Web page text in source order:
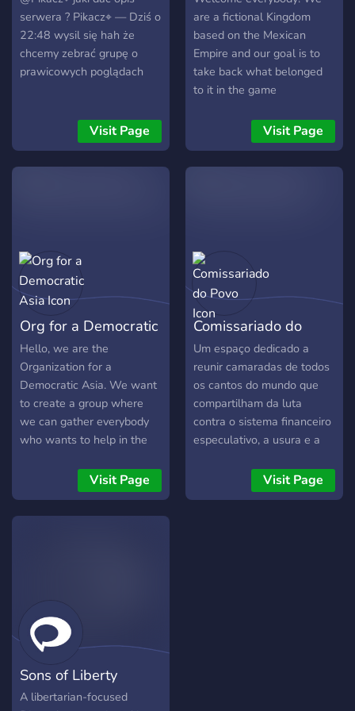
sejmu? To miejsce spełni
Wasze marzenia! 🗳️🤩 Co
Was czeka na "Sejmowej
Polityce"? 🎉 🤝 Tworzenie
klubów i kół politycznych:
myślących i załóżcie swoje
unikalne grupy polityczne,
miały wpływ na życie
wirtualnych obywateli.
Wasza kreatywność warta
jest złota! 🗳️ Głosowanie i
wybieranie rządu: Posłowie
będą mieli okazję wyrazić
swoje zdanie, a także brać
udział w wyborach, które
wyznaczą skład rzą
serwera ? Pikacz⌖ — Dziś o
22:48 wysil się hah że
chcemy zebrać grupę o
prawicowych poglądach
Visit Page
are a fictional Kingdom
based on the Mexican
Empire and our goal is to
take back what belonged
to it in the game
Visit Page
Org for a Democratic
Asia
Hello, we are the
Organization for a
Democratic Asia. We want
to create a group where
we can gather everybody
who wants to help in the
while also celebrating what
the continent has offered
to the world! :D
Visit Page
Comissariado do
Povo
Um espaço dedicado a
reunir camaradas de todos
os cantos do mundo que
compartilham da luta
contra o sistema financeiro
especulativo, a usura e a
objetivo é fomentar um
ambiente de debate,
Visit Page
Sons of Liberty
A libertarian-focused